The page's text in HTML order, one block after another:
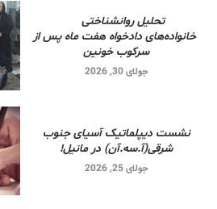
تحلیل روانشناختی
خانواده‌های دادخواه هفت ماه پس از
سرکوب خونین
جولای 30, 2026
نشست دیپلماتیک آسیای جنوب
شرقی‌(آ.سه.آن) در مانیل!
جولای 25, 2026